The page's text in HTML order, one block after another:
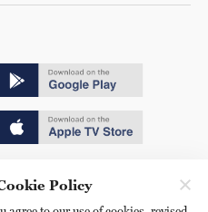
Policy